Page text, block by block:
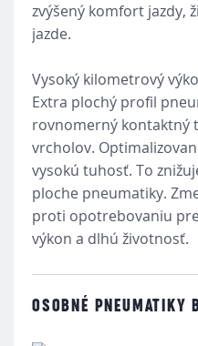
zvýšený komfort jazdy,
jazde.
Vysoký kilometrový
Extra plochý profil
rovnomerný kontaktný
vrcholov.
vysokú tuhosť. To
ploche pneumatiky.
proti opotrebovaniu
výkon a dlhú životnosť.
OSOBNÉ PNEUMATIKY